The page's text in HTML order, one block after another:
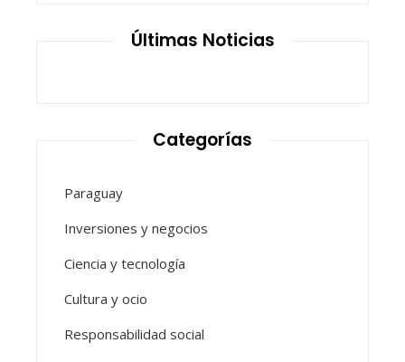
Últimas Noticias
Categorías
Paraguay
Inversiones y negocios
Ciencia y tecnología
Cultura y ocio
Responsabilidad social